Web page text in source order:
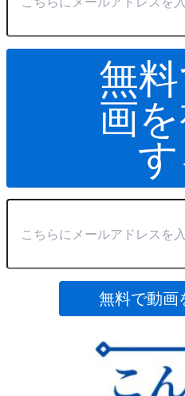
無
画
無料で動画